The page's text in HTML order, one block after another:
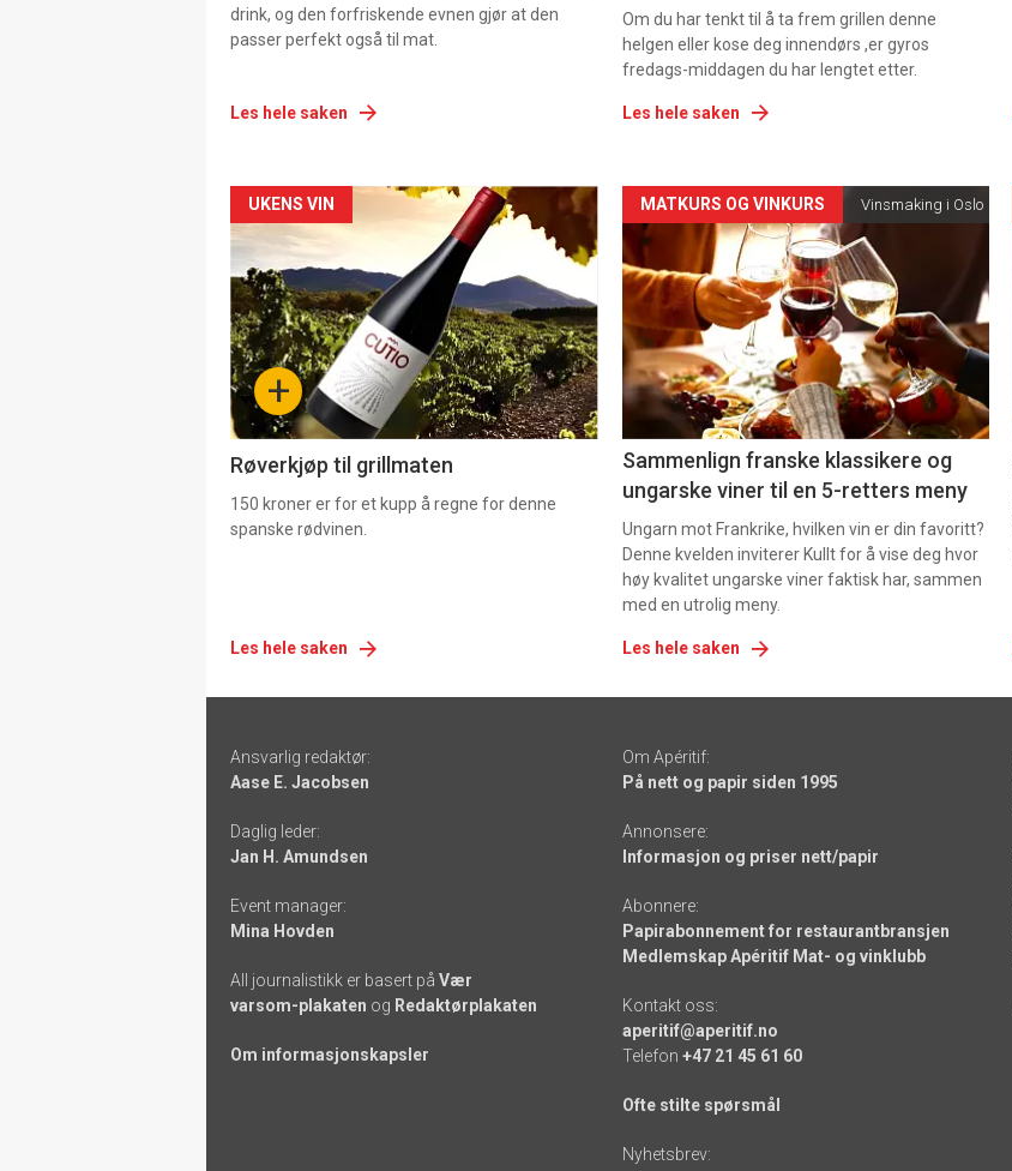
drink, og den forfriskende evnen gjør at den
passer perfekt også til mat.
Les hele saken
Om du har tenkt til å ta frem grillen denne
helgen eller kose deg innendørs ,er gyros
fredags-middagen du har lengtet etter.
Les hele saken
Forsiden
akkurat
nå
-
4 +
UKENS VIN
Røverkjøp til grillmaten
150 kroner er for et kupp å regne for denne
spanske rødvinen.
Les hele saken
Forsiden
akkurat
nå
-
5
MATKURS OG VINKURS Vinsmaking i Oslo
Sammenlign franske klassikere og
ungarske viner til en 5-retters meny
Ungarn mot Frankrike, hvilken vin er din favoritt?
Denne kvelden inviterer Kullt for å vise deg hvor
høy kvalitet ungarske viner faktisk har, sammen
med en utrolig meny.
Les hele saken
-
links
Ansvarlig redaktør:
Aase E. Jacobsen
Daglig leder:
Jan H. Amundsen
Event manager:
Mina Hovden
All journalistikk er basert på Vær
varsom-plakaten og Redaktørplakaten
Om informasjonskapsler
Om Apéritif:
På nett og papir siden 1995
Annonsere:
Informasjon og priser nett/papir
Abonnere:
Papirabonnement for restaurantbransjen
Medlemskap Apéritif Mat- og vinklubb
Kontakt oss:
aperitif@aperitif.no
Telefon +47 21 45 61 60
Ofte stilte spørsmål
Nyhetsbrev: